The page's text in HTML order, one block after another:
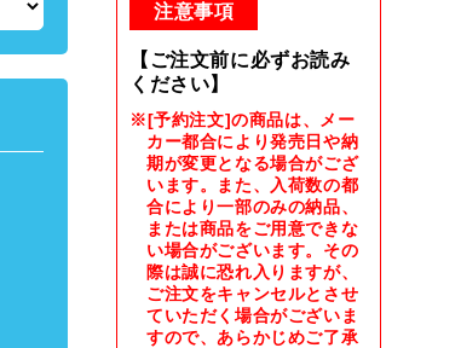
注意事項
【ご注文前に必ずお読み
ください】
※[予約注文]の商品は、メー
カー都合により発売日や納
期が変更となる場合がござ
います。また、入荷数の都
合により一部のみの納品、
または商品をご用意できな
い場合がございます。その
際は誠に恐れ入りますが、
ご注文をキャンセルとさせ
ていただく場合がございま
すので、あらかじめご了承